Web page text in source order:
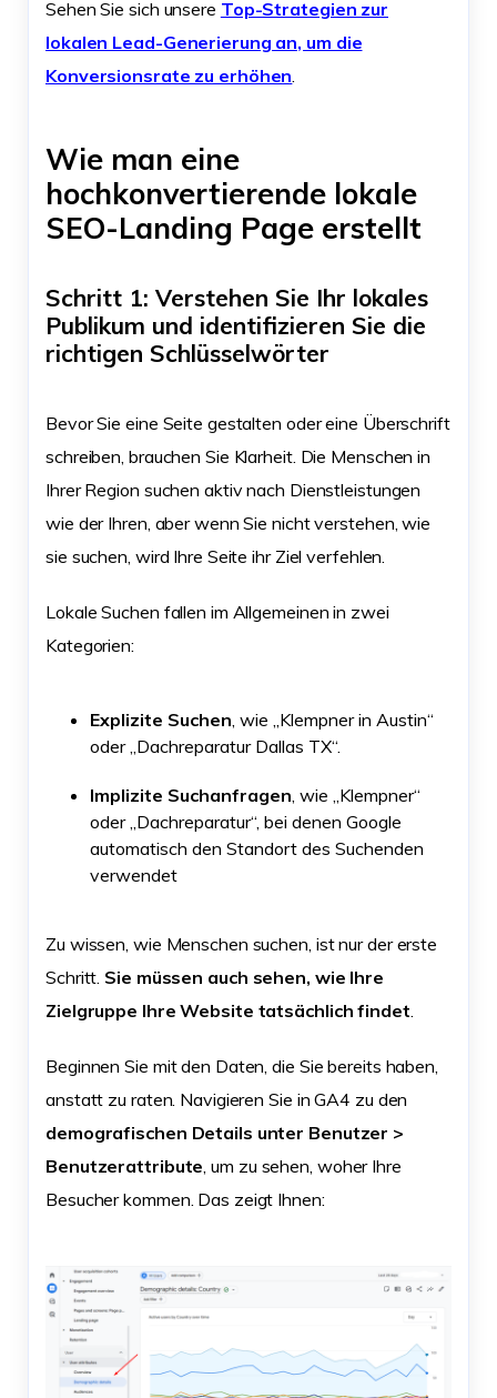
Sehen Sie sich unsere Top-Strategien zur
lokalen Lead-Generierung an, um die
Konversionsrate zu erhöhen
Wie man eine
hochkonvertierende lokale
SEO-Landing Page erstellt
Schritt 1: Verstehen Sie Ihr lokales
Publikum und identifizieren Sie die
richtigen Schlüsselwörter
Bevor Sie eine Seite gestalten oder eine Überschrift
schreiben, brauchen Sie Klarheit. Die Menschen in
Ihrer Region suchen aktiv nach Dienstleistungen
wie der Ihren, aber wenn Sie nicht verstehen, wie
sie suchen, wird Ihre Seite ihr Ziel verfehlen.
Lokale Suchen fallen im Allgemeinen in zwei
Kategorien:
Explizite Suchen , wie „Klempner in Austin“
oder „Dachreparatur Dallas TX“.
Implizite Suchanfragen , wie „Klempner“
oder „Dachreparatur“, bei denen Google
automatisch den Standort des Suchenden
verwendet
Zu wissen, wie Menschen suchen, ist nur der erste
Schritt. Sie müssen auch sehen, wie Ihre
Zielgruppe Ihre Website tatsächlich findet
Beginnen Sie mit den Daten, die Sie bereits haben,
anstatt zu raten. Navigieren Sie in GA4 zu den
demografischen Details unter Benutzer >
Benutzerattribute , um zu sehen, woher Ihre
Besucher kommen. Das zeigt Ihnen: